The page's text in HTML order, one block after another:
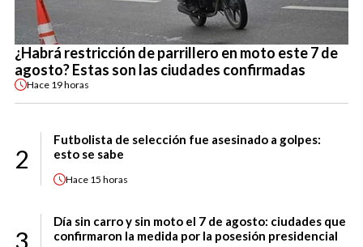
¿Habrá restricción de parrillero en moto este 7 de
agosto? Estas son las ciudades confirmadas
Hace 19 horas
2
Futbolista de selección fue asesinado a golpes:
esto se sabe
Hace 15 horas
3
Día sin carro y sin moto el 7 de agosto: ciudades que
confirmaron la medida por la posesión presidencial